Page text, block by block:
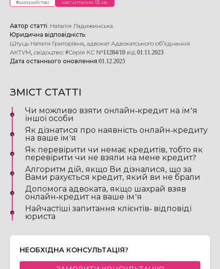
#шахрайство час читання 15 хв.
Автор статті: Наталія Ладижинська
Юридична відповідність:
Штуць Наталя Григорівна, адвокат Адвокатського об’єднання
АКТУМ, свідоцтво: #Серія КС №11284/10 від 01.11.2023
Дата останнього оновлення:01.12.2025
ЗМІСТ СТАТТІ
Чи можливо взяти онлайн-кредит на ім’я
іншої особи
Як дізнатися про наявність онлайн-кредиту
на ваше ім’я
Як перевірити чи немає кредитів, тобто як
перевірити чи не взяли на мене кредит?
Алгоритм дій, якщо Ви дізналися, що за
Вами рахується кредит, який ви не брали
Допомога адвоката, якщо шахрай взяв
онлайн-кредит на ваше ім’я
Найчастіші запитання клієнтів- відповіді
юриста
НЕОБХІДНА КОНСУЛЬТАЦІЯ?